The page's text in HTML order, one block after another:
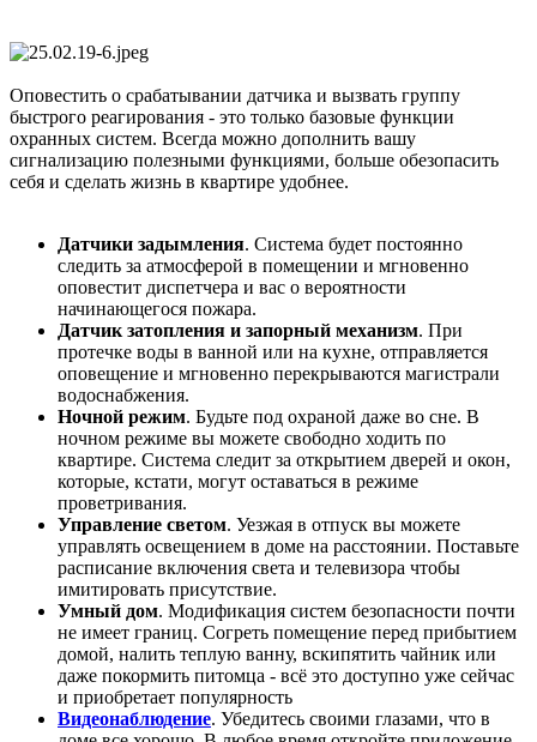
Оповестить о срабатывании датчика и вызвать группу
быстрого реагирования - это только базовые функции
охранных систем. Всегда можно дополнить вашу
сигнализацию полезными функциями, больше обезопасить
себя и сделать жизнь в квартире удобнее.
Датчики задымления. Система будет постоянно
следить за атмосферой в помещении и мгновенно
оповестит диспетчера и вас о вероятности
начинающегося пожара.
Датчик затопления и запорный механизм. При
протечке воды в ванной или на кухне, отправляется
оповещение и мгновенно перекрываются магистрали
водоснабжения.
Ночной режим. Будьте под охраной даже во сне. В
ночном режиме вы можете свободно ходить по
квартире. Система следит за открытием дверей и окон,
которые, кстати, могут оставаться в режиме
проветривания.
Управление светом. Уезжая в отпуск вы можете
управлять освещением в доме на расстоянии. Поставьте
расписание включения света и телевизора чтобы
имитировать присутствие.
Умный дом. Модификация систем безопасности почти
не имеет границ. Согреть помещение перед прибытием
домой, налить теплую ванну, вскипятить чайник или
даже покормить питомца - всё это доступно уже сейчас
и приобретает популярность
Видеонаблюдение. Убедитесь своими глазами, что в